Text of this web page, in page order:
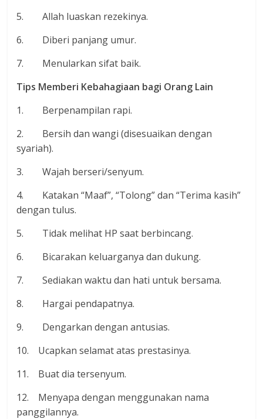
5. Allah luaskan rezekinya.
6. Diberi panjang umur.
7. Menularkan sifat baik.
Tips Memberi Kebahagiaan bagi Orang Lain
1. Berpenampilan rapi.
2. Bersih dan wangi (disesuaikan dengan
syariah).
3. Wajah berseri/senyum.
4. Katakan “Maaf”, “Tolong” dan “Terima kasih”
dengan tulus.
5. Tidak melihat HP saat berbincang.
6. Bicarakan keluarganya dan dukung.
7. Sediakan waktu dan hati untuk bersama.
8. Hargai pendapatnya.
9. Dengarkan dengan antusias.
10. Ucapkan selamat atas prestasinya.
11. Buat dia tersenyum.
12. Menyapa dengan menggunakan nama
panggilannya.